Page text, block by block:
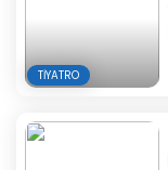
TIYATRO